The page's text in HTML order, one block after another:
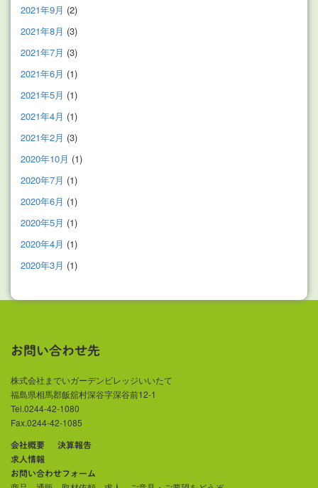
2021年9月 (2)
2021年8月 (3)
2021年7月 (3)
2021年6月 (1)
2021年5月 (1)
2021年4月 (1)
2021年2月 (3)
2020年10月 (1)
2020年7月 (1)
2020年6月 (1)
2020年5月 (1)
2020年4月 (1)
2020年3月 (1)
お問い合わせ先
株式会社までいガーデンビレッジいいたて
福島県相馬郡飯舘村深谷字深谷前12-1
Tel.0244-42-1080
Fax.0244-42-1085
会社概要
決算報告
求人情報
お問い合わせフォーム